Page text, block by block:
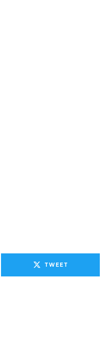
TWEET